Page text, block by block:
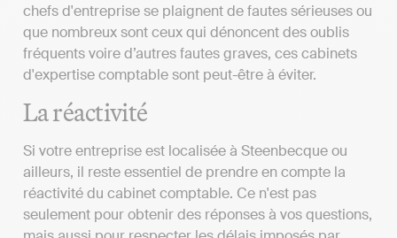
chefs d'entreprise se plaignent de fautes sérieuses ou
que nombreux sont ceux qui dénoncent des oublis
fréquents voire d’autres fautes graves, ces cabinets
d'expertise comptable sont peut-être à éviter.
La réactivité
Si votre entreprise est localisée à Steenbecque ou
ailleurs, il reste essentiel de prendre en compte la
réactivité du cabinet comptable. Ce n'est pas
seulement pour obtenir des réponses à vos questions,